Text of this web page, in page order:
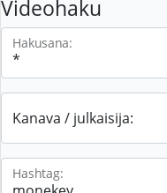
Videohaku
Hakusana:
Kanava / julkaisija:
Hashtag: